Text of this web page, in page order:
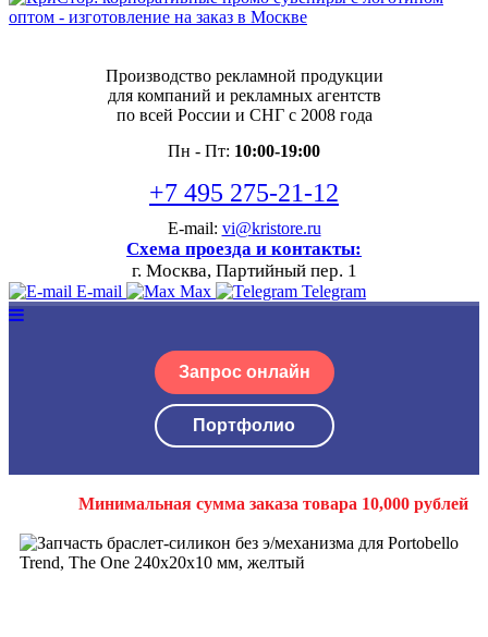
Производство рекламной продукции
для компаний и рекламных агентств
по всей России и СНГ с 2008 года
Пн - Пт: 10:00-19:00
+7 495 275-21-12
E-mail: vi@kristore.ru
Схема проезда и контакты:
г. Москва, Партийный пер. 1
E-mail Max Telegram
Запрос онлайн
Портфолио
Минимальная сумма заказа товара 10,000 рублей